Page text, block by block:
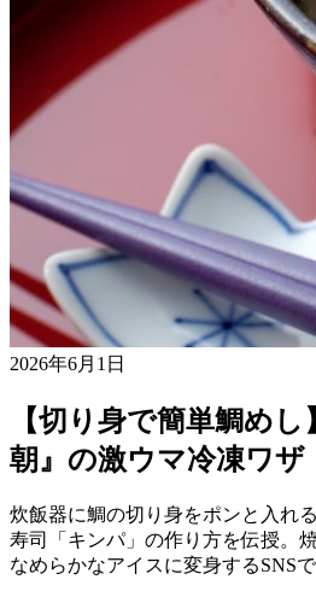
2026年6月1日
【切り身で簡単鯛め
朝』の激ウマ冷凍ワザ
炊飯器に鯛の切り身をポンと入れ
寿司「キンパ」の作り方を伝授。
なめらかなアイスに変身するSNS